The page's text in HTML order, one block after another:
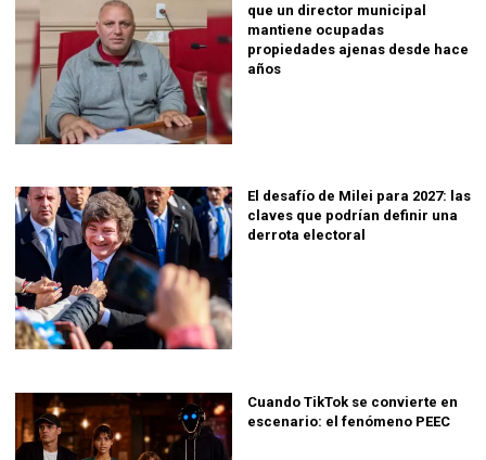
que un director municipal
mantiene ocupadas
propiedades ajenas desde hace
años
El desafío de Milei para 2027: las
claves que podrían definir una
derrota electoral
Cuando TikTok se convierte en
escenario: el fenómeno PEEC